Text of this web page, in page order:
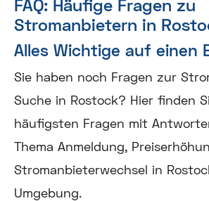
FAQ: Häufige Fragen zu
Stromanbietern in
Alles Wichtige auf einen
Sie haben noch Fragen zur
Suche in Rostock? Hier finden
häufigsten Fragen mit
Thema Anmeldung,
Stromanbieterwechsel in
Umgebung.